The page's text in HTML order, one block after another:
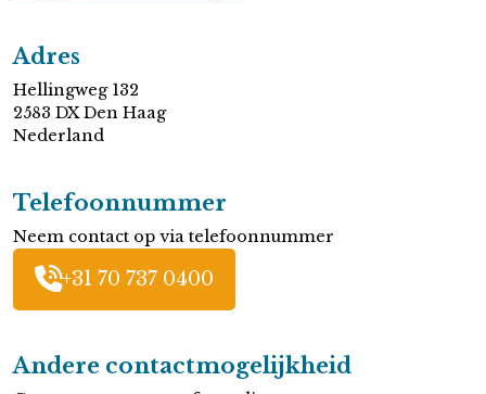
Adres
Hellingweg 132
2583 DX Den Haag
Nederland
Telefoonnummer
Neem contact op via telefoonnummer
+31 70 737 0400
Andere contactmogelijkheid